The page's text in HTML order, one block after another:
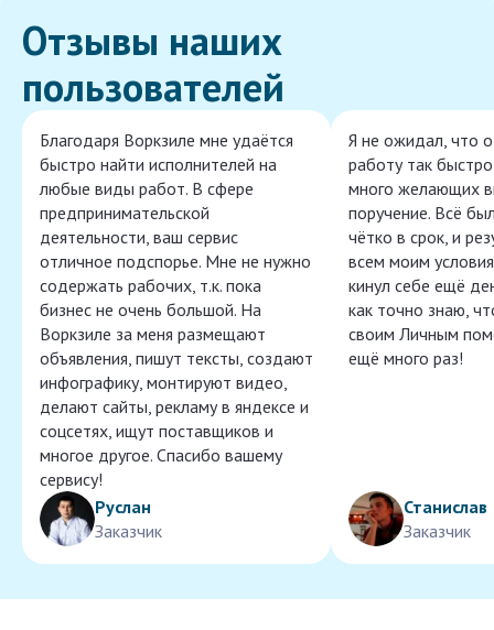
Отзывы наших
пользователей
Благодаря Воркзиле мне удаётся
быстро найти исполнителей на
любые виды работ. В сфере
предпринимательской
деятельности, ваш сервис
отличное подспорье. Мне не нужно
содержать рабочих, т.к. пока
бизнес не очень большой. На
Воркзиле за меня размещают
объявления, пишут тексты, создают
инфографику, монтируют видео,
делают сайты, рекламу в яндексе и
соцсетях, ищут поставщиков и
многое другое. Спасибо вашему
сервису!
Руслан
Заказчик
Я не ожидал, что
работу так
много желающих
поручение. Всё
чётко в срок, и
всем моим
кинул себе ещё
как точно знаю,
своим Личным
ещё много раз!
Станислав
Заказчик